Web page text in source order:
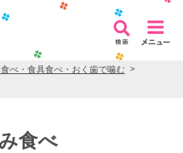
べ・食具食べ・おく歯で噛む
食べ